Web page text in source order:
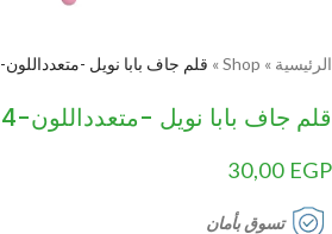
الرئيسية »
Shop
» قلم جاف بابا نويل -متعدداللون-4
قلم جاف بابا نويل -متعدداللون-4
30,00 EGP
تسوق بأمان